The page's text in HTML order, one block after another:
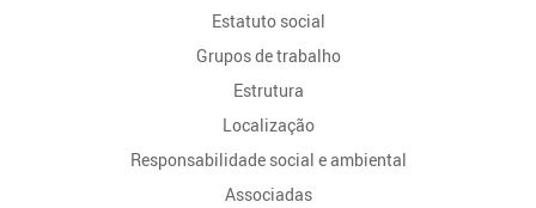
Estatuto social
Grupos de trabalho
Estrutura
Localização
Responsabilidade social e ambiental
Associadas